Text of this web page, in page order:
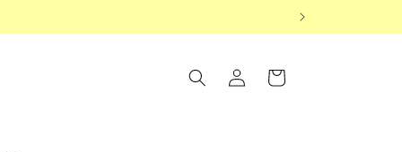
Logg
inn
Handlekurv